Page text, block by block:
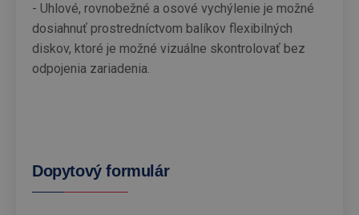
- Uhlové, rovnobežné a osové vychýlenie je možné
dosiahnuť prostredníctvom balíkov flexibilných
diskov, ktoré je možné vizuálne skontrolovať bez
odpojenia zariadenia.
Dopytový formulár